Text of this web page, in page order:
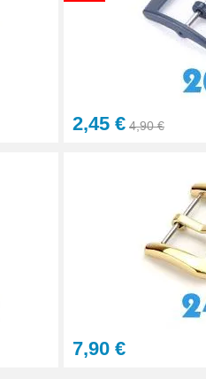
2,45 € 4,90 €
7,90 €